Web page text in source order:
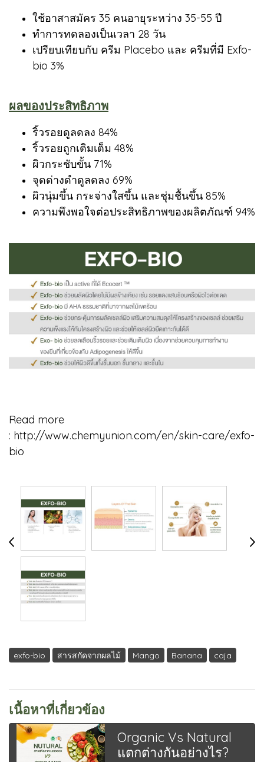
ใช้อาสาสมัคร 35 คนอายุระหว่าง 35-55 ปี
ทำการทดลองเป็นเวลา 28 วัน
เปรียบเทียบกับ ครีม Placebo และ ครีมที่มี Exfo-
bio 3%
ผลของประสิทธิภาพ
ริ้วรอยดูลดลง 84%
ริ้วรอยถูกเติมเต็ม 48%
ผิวกระชับขั้น 71%
จุดด่างดำดูลดลง 69%
ผิวนุ่มขึ้น กระจ่างใสขึ้น และชุ่มชื้นขึ้น 85%
ความพึงพอใจต่อประสิทธิภาพของผลิตภัณฑ์ 94%
Read more
: http://www.chemyunion.com/en/skin-care/exfo-
bio
exfo-bio สารสกัดจากผลไม้ Mango Banana caja
เนื้อหาที่เกี่ยวข้อง
Organic Vs Natural
แตกต่างกันอย่างไร?